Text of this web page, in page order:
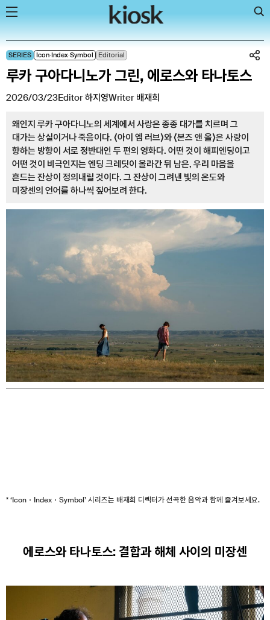
Skip
to
content
SERIES Icon∙Index∙Symbol Editorial
루카 구아다니노가 그린, 에로스와 타나토스
왜인지 루카 구아다니노의 세계에서 사랑은 종종 대가를 치르며 그
대가는 상실이거나 죽음이다. ⟨아이 엠 러브⟩와 ⟨본즈 앤 올⟩은 사랑이
향하는 방향이 서로 정반대인 두 편의 영화다. 어떤 것이 해피엔딩이고
어떤 것이 비극인지는 엔딩 크레딧이 올라간 뒤 남은, 우리 마음을
흔드는 잔상이 정의내릴 것이다. 그 잔상이 그려낸 빛의 온도와
미장센의 언어를 하나씩 짚어보려 한다.
2026/03/23Editor하지영Writer 배재희
* ‘Icon・Index・Symbol’ 시리즈는 배재희 디렉터가 선곡한 음악과 함께 즐겨보세요.
에로스와 타나토스: 결합과 해체 사이의 미장센